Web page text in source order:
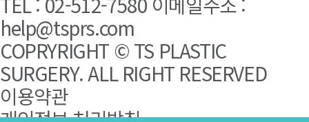
help@tsprs.com
COPRYRIGHT © TS PLASTIC
SURGERY. ALL RIGHT RESERVED
이용약관